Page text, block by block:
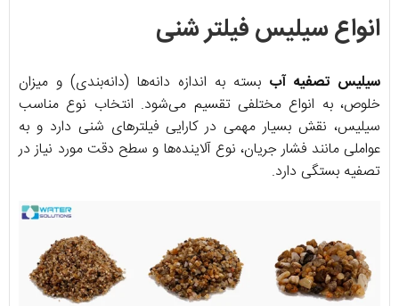
انواع سیلیس فیلتر شنی
سیلیس تصفیه آب بسته به اندازه دانه‌ها (دانه‌بندی) و میزان
خلوص، به انواع مختلفی تقسیم می‌شود. انتخاب نوع مناسب
سیلیس، نقش بسیار مهمی در کارایی فیلترهای شنی دارد و به
عواملی مانند فشار جریان، نوع آلاینده‌ها و سطح دقت مورد نیاز در
تصفیه بستگی دارد.